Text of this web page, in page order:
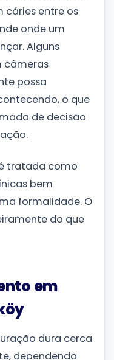
cáries entre os
onde um
Alguns
câmeras
possa
o que
de decisão
tratada como
bem
formalidade. O
do que
em
dura cerca
dependendo